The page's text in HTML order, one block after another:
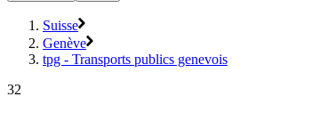
Suisse
Genève
tpg - Transports publics genevois
32